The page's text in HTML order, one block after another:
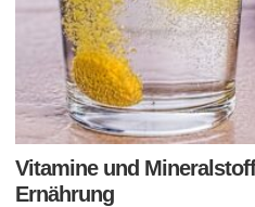
Vitamine und
Ernährung